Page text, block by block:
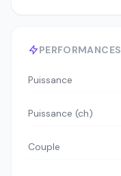
PERFORMANCES
Puissance
Puissance (ch)
Couple